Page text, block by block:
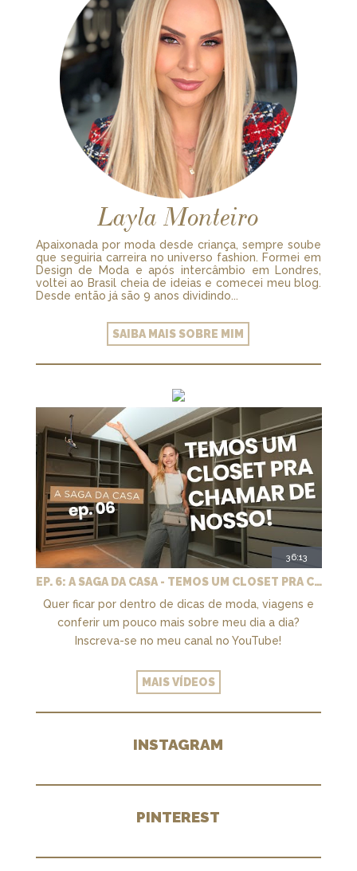
Layla Monteiro
Apaixonada por moda desde criança, sempre soube
que seguiria carreira no universo fashion. Formei em
Design de Moda e após intercâmbio em Londres,
voltei ao Brasil cheia de ideias e comecei meu blog.
Desde então já são 9 anos dividindo...
SAIBA MAIS SOBRE MIM
36:13
EP. 6: A SAGA DA CASA - TEMOS UM CLOSET PRA CHAMAR DE NOSSO + MARCENARIA E PAISAGISMO
Quer ficar por dentro de dicas de moda, viagens e
conferir um pouco mais sobre meu dia a dia?
Inscreva-se no meu canal no YouTube!
MAIS VÍDEOS
INSTAGRAM
PINTEREST